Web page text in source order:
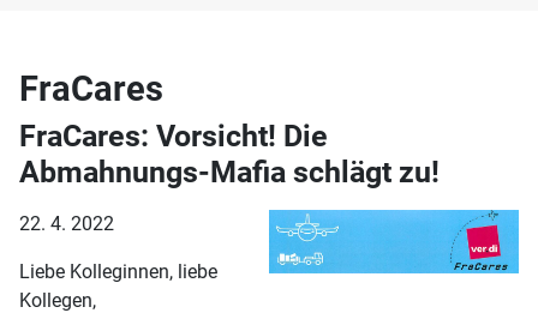
FraCares
FraCares: Vorsicht! Die
Abmahnungs-Mafia schlägt zu!
22. 4. 2022
Liebe Kolleginnen, liebe
Kollegen,